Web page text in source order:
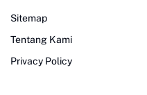
Sitemap
Tentang Kami
Privacy Policy